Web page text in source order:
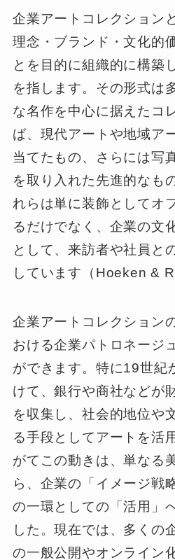
企業アートコレクション
理念・ブランド・文化的
とを目的に組織的に構築
を指します。その形式は
な名作を中心に据えたコ
ば、現代アートや地域ア
当てたもの、さらには写
を取り入れた先進的なも
れらは単に装飾としてオ
るだけでなく、企業の文
として、来訪者や社員と
しています（Hoeken &
企業アートコレクション
おける企業パトロネージ
ができます。特に19世紀
けて、銀行や商社などが
を収集し、社会的地位や
る手段としてアートを活
がてこの動きは、単なる
ら、企業の「イメージ戦
の一環としての「活用」
した。現在では、多くの
の一般公開やオンライン